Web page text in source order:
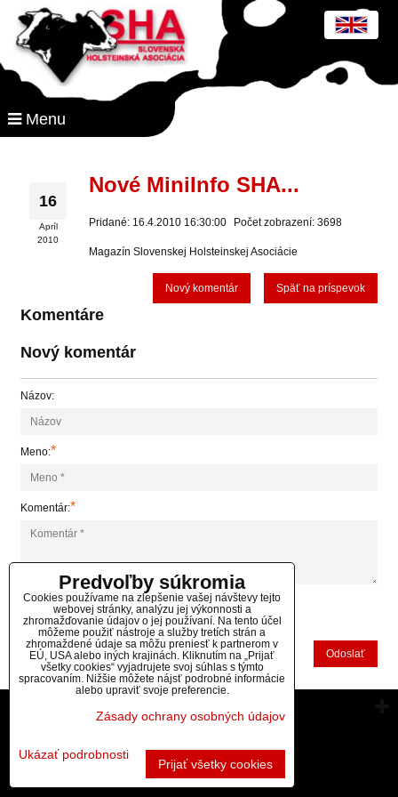
Menu
16
Apríl
2010
Nové MiniInfo SHA...
Pridané: 16.4.2010 16:30:00 Počet zobrazení: 3698
Magazín Slovenskej Holsteinskej Asociácie
Späť na príspevok
Nový komentár
Komentáre
Nový komentár
Názov:
Meno:*
Komentár:*
*(Povinné)
Odoslať
Predvoľby súkromia
Cookies používame na zlepšenie vašej návštevy tejto
webovej stránky, analýzu jej výkonnosti a
zhromažďovanie údajov o jej používaní. Na tento účel
môžeme použiť nástroje a služby tretích strán a
zhromaždené údaje sa môžu preniesť k partnerom v
EÚ, USA alebo iných krajinách. Kliknutím na „Prijať
všetky cookies“ vyjadrujete svoj súhlas s týmto
spracovaním. Nižšie môžete nájsť podrobné informácie
alebo upraviť svoje preferencie.
Zásady ochrany osobných údajov
Ukázať podrobnosti
Prijať všetky cookies